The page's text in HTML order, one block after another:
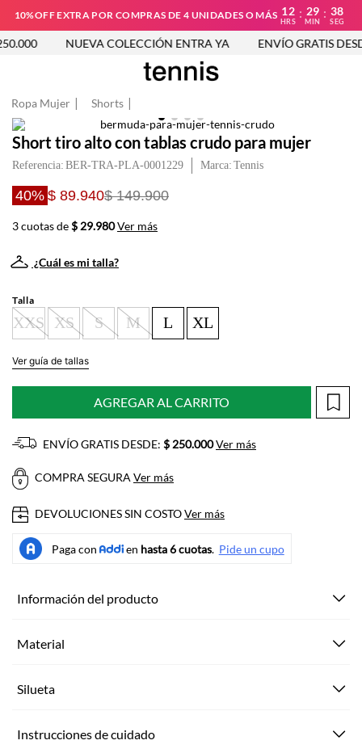
10%OFF EXTRA POR COMPRAS DE 4 UNIDADES O MÁS 12
HRS
: 29
MIN
: 38
SEG
NUEVA COLECCIÓN ENTRA YA ENVÍO GRATIS
Ropa Mujer Shorts
Short tiro alto con tablas crudo para mujer
Referencia: BER-TRA-PLA-0001229 Tennis
40% $ 89.940$ 149.900
3 cuotas de$ 29.980Ver más
¿Cuál es mi talla?
Talla
XXS XS S M L XL
Ver guía de tallas
AGREGAR AL CARRITO
ENVÍO GRATIS DESDE: $ 250.000Ver más
COMPRA SEGURA Ver más
DEVOLUCIONES SIN COSTOVer más
Información del producto
Material
Silueta
Instrucciones de cuidado